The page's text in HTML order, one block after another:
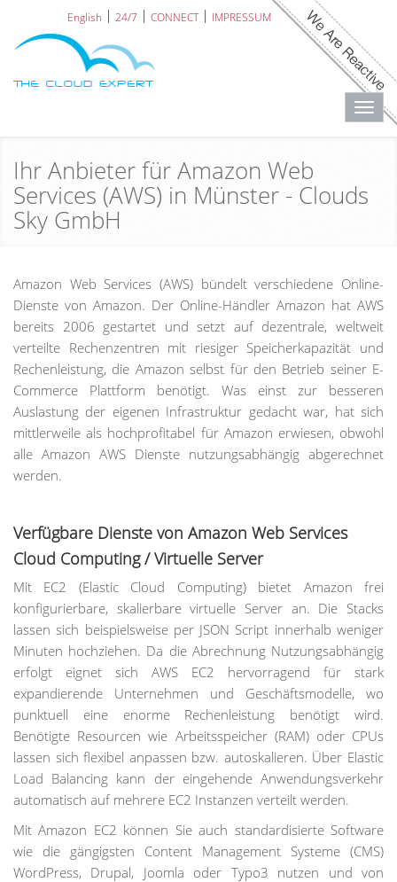
English 24/7 CONNECT IMPRESSUM
Ihr Anbieter für Amazon Web
Services (AWS) in Münster - Clouds
Sky GmbH
Amazon Web Services (AWS) bündelt verschiedene Online-
Dienste von Amazon. Der Online-Händler Amazon hat AWS
bereits 2006 gestartet und setzt auf dezentrale, weltweit
verteilte Rechenzentren mit riesiger Speicherkapazität und
Rechenleistung, die Amazon selbst für den Betrieb seiner E-
Commerce Plattform benötigt. Was einst zur besseren
Auslastung der eigenen Infrastruktur gedacht war, hat sich
mittlerweile als hochprofitabel für Amazon erwiesen, obwohl
alle Amazon AWS Dienste nutzungsabhängig abgerechnet
werden.
Verfügbare Dienste von Amazon Web Services
Cloud Computing / Virtuelle Server
Mit EC2 (Elastic Cloud Computing) bietet Amazon frei
konfigurierbare, skalierbare virtuelle Server an. Die Stacks
lassen sich beispielsweise per JSON Script innerhalb weniger
Minuten hochziehen. Da die Abrechnung Nutzungsabhängig
erfolgt eignet sich AWS EC2 hervorragend für stark
expandierende Unternehmen und Geschäftsmodelle, wo
punktuell eine enorme Rechenleistung benötigt wird.
Benötigte Resourcen wie Arbeitsspeicher (RAM) oder CPUs
lassen sich flexibel anpassen bzw. autoskalieren. Über Elastic
Load Balancing kann der eingehende Anwendungsverkehr
automatisch auf mehrere EC2 Instanzen verteilt werden.
Mit Amazon EC2 können Sie auch standardisierte Software
wie die gängigsten Content Management Systeme (CMS)
WordPress, Drupal, Joomla oder Typo3 nutzen und von